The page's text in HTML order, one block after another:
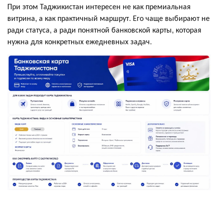
При этом Таджикистан интересен не как премиальная
витрина, а как практичный маршрут. Его чаще выбирают не
ради статуса, а ради понятной банковской карты, которая
нужна для конкретных ежедневных задач.